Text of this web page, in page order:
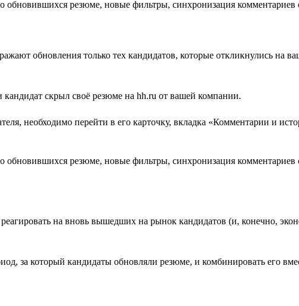
обновления только тех кандидатов, которые откликнулись на
скрыл своё резюме на hh.ru от вашей компании.
необходимо перейти в его карточку, вкладка «Комментарии и
на вновь вышедших на рынок кандидатов (и, конечно,
за который кандидаты обновляли резюме, и комбинировать его